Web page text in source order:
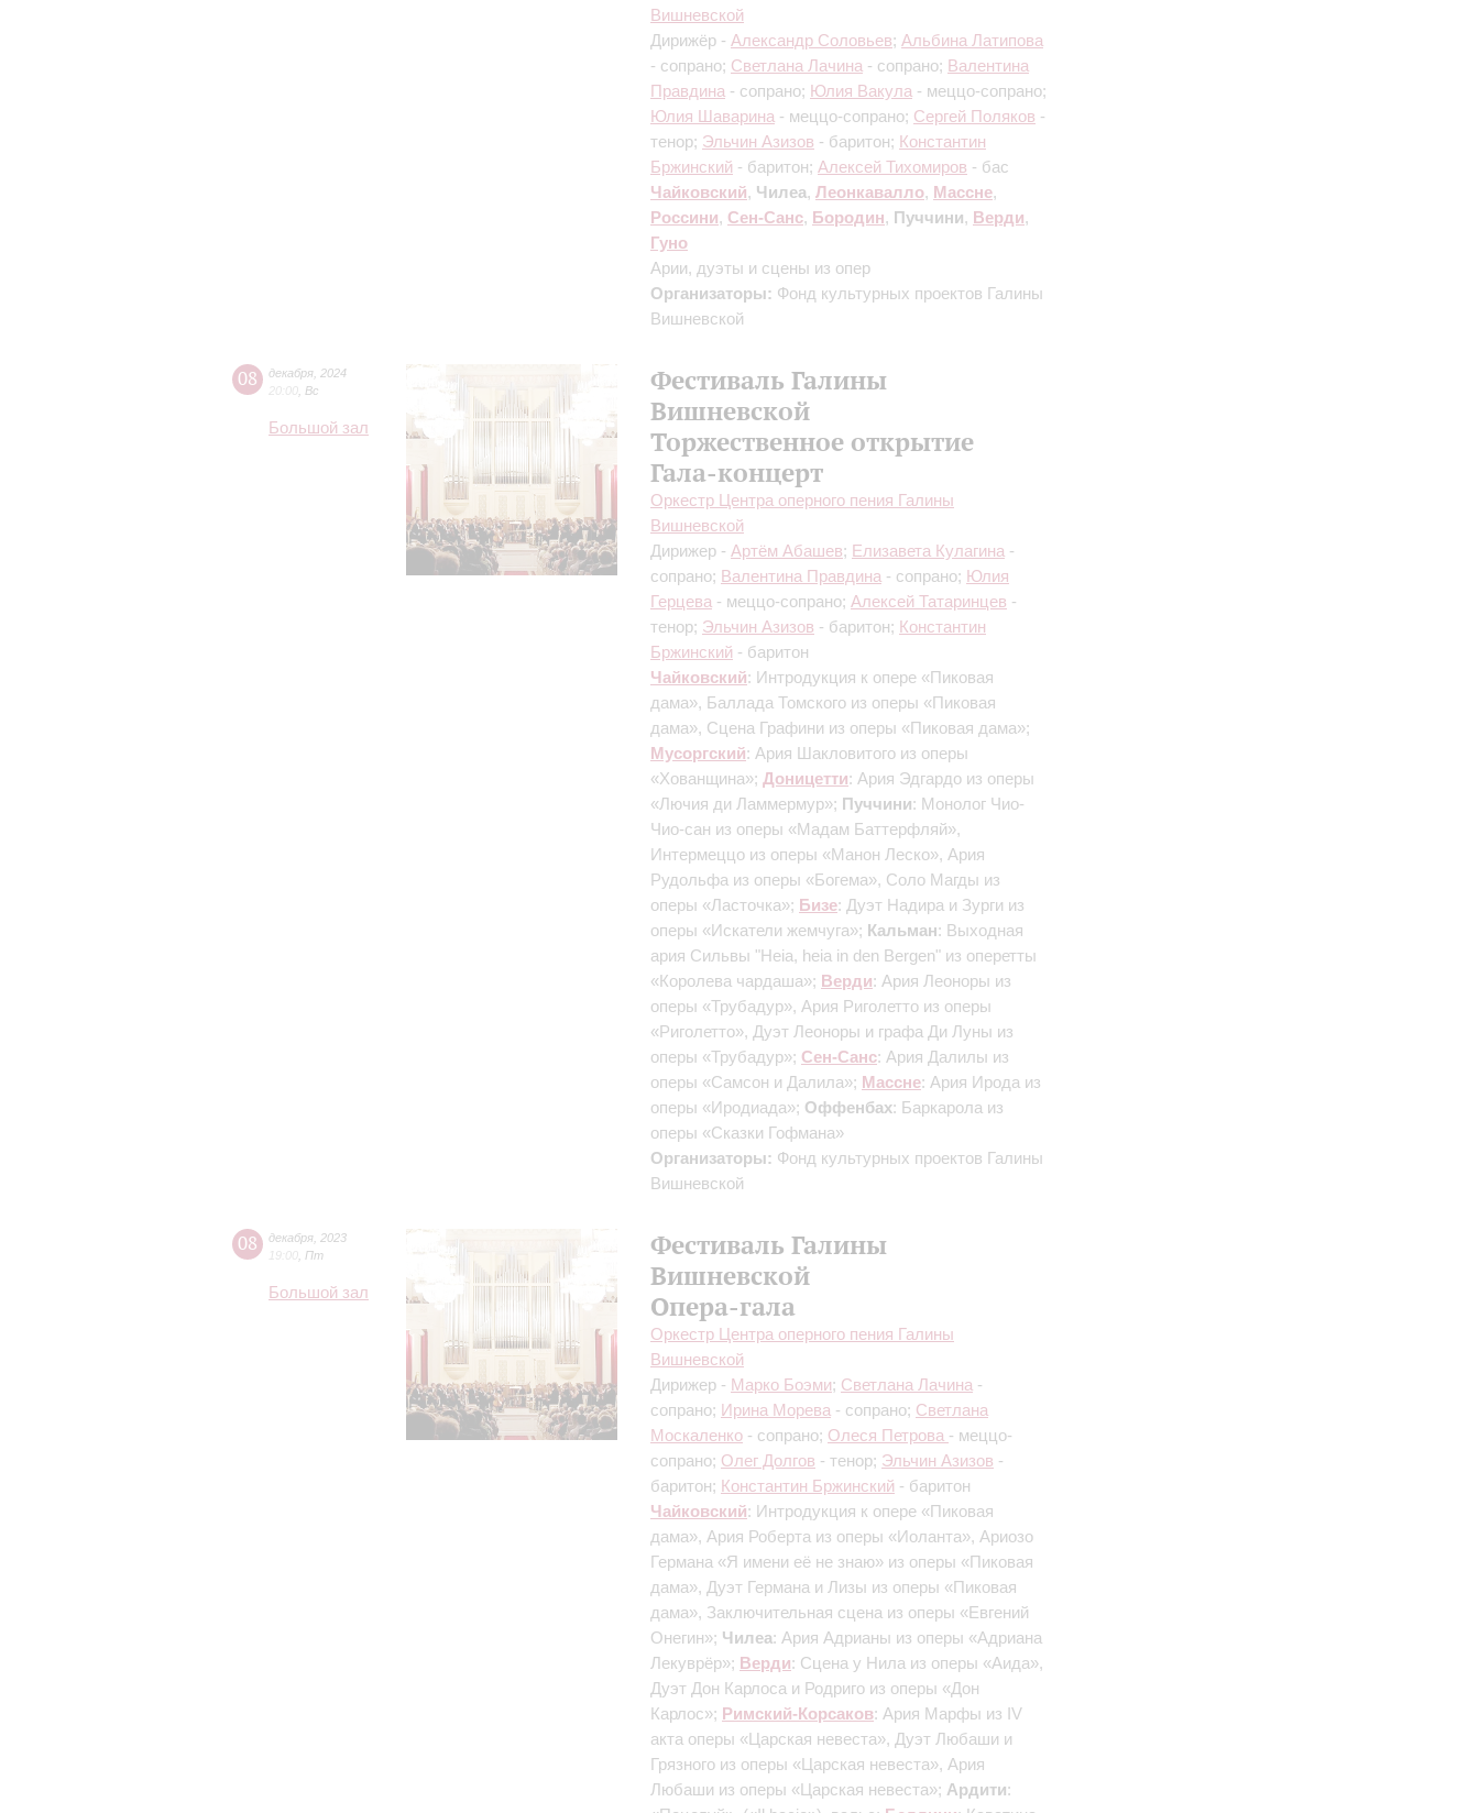
Вишневской
Дирижёр - Александр Соловьев; Альбина Латипова
- сопрано; Светлана Лачина - сопрано; Валентина
Правдина - сопрано; Юлия Вакула - меццо-сопрано;
Юлия Шаварина - меццо-сопрано; Сергей Поляков -
тенор; Эльчин Азизов - баритон; Константин
Бржинский - баритон; Алексей Тихомиров - бас
Чайковский, Чилеа, Леонкавалло, Массне,
Россини, Сен-Санс, Бородин, Пуччини, Верди,
Гуно
Арии, дуэты и сцены из опер
Организаторы: Фонд культурных проектов Галины
Вишневской
08 декабря 2024
20:00 Вс
Большой зал
Фестиваль Галины
Вишневской
Торжественное открытие
Гала-концерт
Оркестр Центра оперного пения Галины
Вишневской
Дирижер - Артём Абашев; Елизавета Кулагина -
сопрано; Валентина Правдина - сопрано; Юлия
Герцева - меццо-сопрано; Алексей Татаринцев -
тенор; Эльчин Азизов - баритон; Константин
Бржинский - баритон
Чайковский: Интродукция к опере «Пиковая
дама», Баллада Томского из оперы «Пиковая
дама», Сцена Графини из оперы «Пиковая дама»;
Мусоргский: Ария Шакловитого из оперы
«Хованщина»; Доницетти: Ария Эдгардо из оперы
«Лючия ди Ламмермур»; Пуччини: Монолог Чио-
Чио-сан из оперы «Мадам Баттерфляй»,
Интермеццо из оперы «Манон Леско», Ария
Рудольфа из оперы «Богема», Соло Магды из
оперы «Ласточка»; Бизе: Дуэт Надира и Зурги из
оперы «Искатели жемчуга»; Кальман: Выходная
ария Сильвы "Heia, heia in den Bergen" из оперетты
«Королева чардаша»; Верди: Ария Леоноры из
оперы «Трубадур», Ария Риголетто из оперы
«Риголетто», Дуэт Леоноры и графа Ди Луны из
оперы «Трубадур»; Сен-Санс: Ария Далилы из
оперы «Самсон и Далила»; Массне: Ария Ирода из
оперы «Иродиада»; Оффенбах: Баркарола из
оперы «Сказки Гофмана»
Организаторы: Фонд культурных проектов Галины
Вишневской
08 декабря 2023
19:00 Пт
Большой зал
Фестиваль Галины
Вишневской
Опера-гала
Оркестр Центра оперного пения Галины
Вишневской
Дирижер - Марко Боэми; Светлана Лачина -
сопрано; Ирина Морева - сопрано; Светлана
Москаленко - сопрано; Олеся Петрова - меццо-
сопрано; Олег Долгов - тенор; Эльчин Азизов -
баритон; Константин Бржинский - баритон
Чайковский: Интродукция к опере «Пиковая
дама», Ария Роберта из оперы «Иоланта», Ариозо
Германа «Я имени её не знаю» из оперы «Пиковая
дама», Дуэт Германа и Лизы из оперы «Пиковая
дама», Заключительная сцена из оперы «Евгений
Онегин»; Чилеа: Ария Адрианы из оперы «Адриана
Лекуврёр»; Верди: Сцена у Нила из оперы «Аида»,
Дуэт Дон Карлоса и Родриго из оперы «Дон
Карлос»; Римский-Корсаков: Ария Марфы из IV
акта оперы «Царская невеста», Дуэт Любаши и
Грязного из оперы «Царская невеста», Ария
Любаши из оперы «Царская невеста»; Ардити: